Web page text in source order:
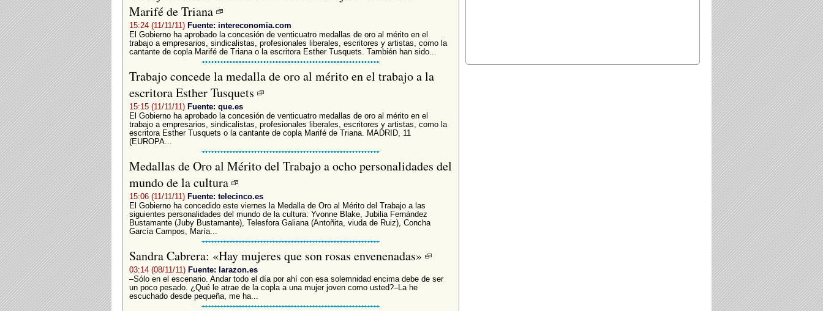
Marifé de Triana
15:24 (11/11/11) Fuente: intereconomia.com
El Gobierno ha aprobado la concesión de venticuatro medallas de oro al mérito en el
trabajo a empresarios, sindicalistas, profesionales liberales, escritores y artistas, como la
cantante de copla Marifé de Triana o la escritora Esther Tusquets. También han sido...
Trabajo concede la medalla de oro al mérito en el trabajo a la
escritora Esther Tusquets
15:15 (11/11/11) Fuente: que.es
El Gobierno ha aprobado la concesión de venticuatro medallas de oro al mérito en el
trabajo a empresarios, sindicalistas, profesionales liberales, escritores y artistas, como la
escritora Esther Tusquets o la cantante de copla Marifé de Triana. MADRID, 11
(EUROPA...
Medallas de Oro al Mérito del Trabajo a ocho personalidades del
mundo de la cultura
15:06 (11/11/11) Fuente: telecinco.es
El Gobierno ha concedido este viernes la Medalla de Oro al Mérito del Trabajo a las
siguientes personalidades del mundo de la cultura: Yvonne Blake, Jubilia Fernández
Bustamante (Juby Bustamante), Telesfora Galiana (Antoñita, viuda de Ruiz), Concha
García Campos, María...
Sandra Cabrera: «Hay mujeres que son rosas envenenadas»
03:14 (08/11/11) Fuente: larazon.es
–Sólo en el escenario. Andar todo el día por ahí con esa solemnidad encima debe de ser
un poco pesado. ¿Qué le atrae de la copla a una mujer joven como usted?–La he
escuchado desde pequeña, me ha...